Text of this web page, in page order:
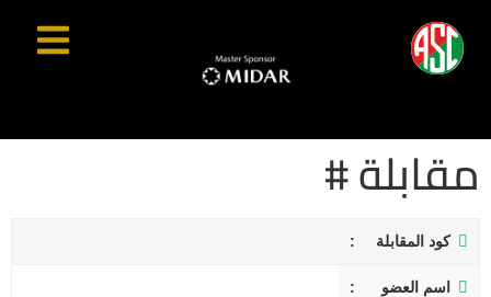
مقابلة #
كود المقابلة
اسم العضو